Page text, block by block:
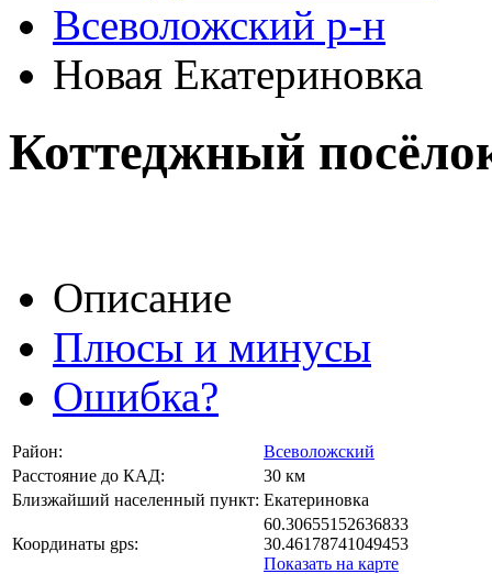
Всеволожский р-н
Новая Екатериновка
Коттеджный
Описание
Плюсы и минусы
Ошибка?
Район:
Всеволожский
Расстояние до КАД:
30 км
Близжайший населенный пункт: Екатериновка
Координаты gps:
60.30655152636833
30.46178741049453
Показать на карте